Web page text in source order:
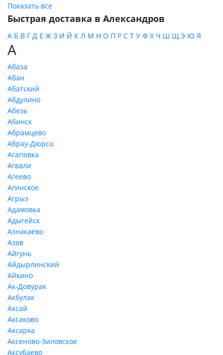
Показать все
Быстрая доставка в Александров
А Б В Г Д Е Ж З И Й К Л М Н О П Р С Т У Ф Х Ч Ш Щ Э Ю Я
А
Абаза
Абан
Абатский
Абдулино
Абезь
Абинск
Абрамцево
Абрау-Дюрсо
Агаповка
Агвали
Агеево
Агинское
Агрыз
Адамовка
Адыгейск
Азнакаево
Азов
Айгунь
Айдырлинский
Айкино
Ак-Довурак
Акбулак
Аксай
Аксаково
Аксарка
Аксеново-Зиловское
Аксубаево